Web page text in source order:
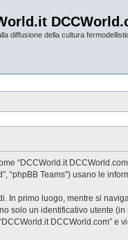
diffusione della cultura
“DCCWorld.it
“phpBB Teams”) usano le
In primo luogo, mentre si
solo un identificativo utente
DCCWorld.com”